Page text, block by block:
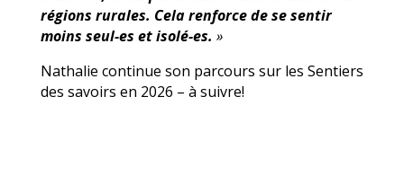
régions rurales. Cela renforce de se sentir
moins seul-es et isolé-es. »
Nathalie continue son parcours sur les Sentiers
des savoirs en 2026 – à suivre!